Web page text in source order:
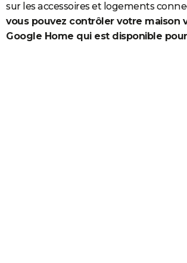
sur les accessoires et logements
vous pouvez contrôler votre maison
Google Home qui est disponible